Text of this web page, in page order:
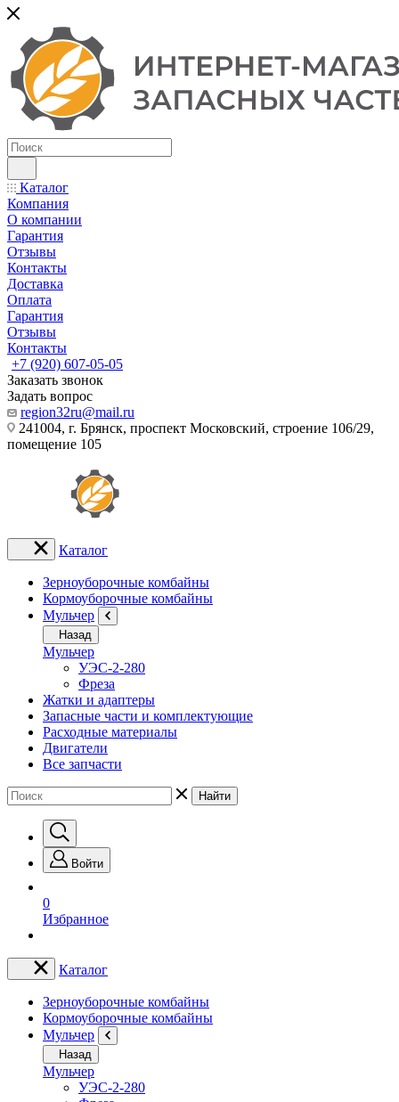
Каталог
Компания
О компании
Гарантия
Отзывы
Контакты
Доставка
Оплата
Гарантия
Отзывы
Контакты
+7 (920) 607-05-05
Заказать звонок
Задать вопрос
region32ru@mail.ru
241004, г. Брянск, проспект Московский, строение 106/29,
помещение 105
Каталог
Зерноуборочные комбайны
Кормоуборочные комбайны
Мульчер
Назад
Мульчер
УЭС-2-280
Фреза
Жатки и адаптеры
Запасные части и комплектующие
Расходные материалы
Двигатели
Все запчасти
Найти
Войти
0
Избранное
Каталог
Зерноуборочные комбайны
Кормоуборочные комбайны
Мульчер
Назад
Мульчер
УЭС-2-280